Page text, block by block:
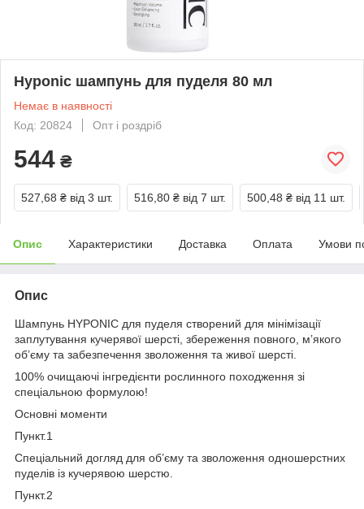
Hyponic шампунь для пуделя 80 мл
Немає в наявності
Код: 20824
Опт і роздріб
544 ₴
527,68 ₴ від 3 шт. 516,80 ₴ від 7 шт. 500,48 ₴ від 11 шт.
Опис Характеристики Доставка Оплата Умови
Опис
Шампунь HYPONIC для пуделя створений для мінімізації
заплутування кучерявої шерсті, збереження повного, м’якого
об’єму та забезпечення зволоження та живої шерсті.
100% очищаючі інгредієнти рослинного походження зі
спеціальною формулою!
Основні моменти
Пункт.1
Спеціальний догляд для об’єму та зволоження одношерстних
пуделів із кучерявою шерстю.
Пункт.2